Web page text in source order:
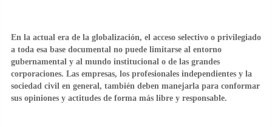
En la actual era de la globalización, el acceso selectivo o privilegiado
a toda esa base documental no puede limitarse al entorno
gubernamental y al mundo institucional o de las grandes
corporaciones. Las empresas, los profesionales independientes y la
sociedad civil en general, también deben manejarla para conformar
sus opiniones y actitudes de forma más libre y responsable.